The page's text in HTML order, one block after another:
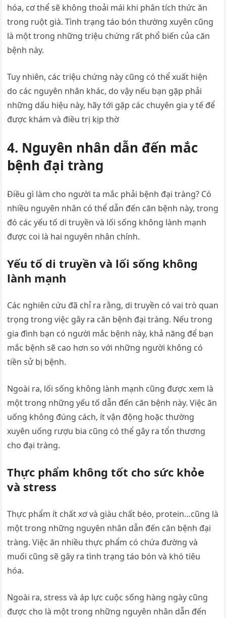
hóa, cơ thể sẽ không thoải mái khi phân tích thức ăn
trong ruột già. Tình trạng táo bón thường xuyên cũng
là một trong những triệu chứng rất phổ biến của căn
bệnh này.
Tuy nhiên, các triệu chứng này cũng có thể xuất hiện
do các nguyên nhân khác, do vậy nếu bạn gặp phải
những dấu hiệu này, hãy tới gặp các chuyên gia y tế để
được khám và điều trị kịp thờ
4. Nguyên nhân dẫn đến mắc
bệnh đại tràng
Điều gì làm cho người ta mắc phải bệnh đại tràng? Có
nhiều nguyên nhân có thể dẫn đến căn bệnh này, trong
đó các yếu tố di truyền và lối sống không lành mạnh
được coi là hai nguyên nhân chính.
Yếu tố di truyền và lối sống không
lành mạnh
Các nghiên cứu đã chỉ ra rằng, di truyền có vai trò quan
trọng trong việc gây ra căn bệnh đại tràng. Nếu trong
gia đình bạn có người mắc bệnh này, khả năng để bạn
mắc bệnh sẽ cao hơn so với những người không có
tiền sử bị bệnh.
Ngoài ra, lối sống không lành mạnh cũng được xem là
một trong những yếu tố dẫn đến căn bệnh này. Việc ăn
uống không đúng cách, ít vận động hoặc thường
xuyên uống rượu bia cũng có thể gây ra tổn thương
cho đại tràng.
Thực phẩm không tốt cho sức khỏe
và stress
Thực phẩm ít chất xơ và giàu chất béo, protein…cũng là
một trong những nguyên nhân dẫn đến căn bệnh đại
tràng. Việc ăn nhiều thực phẩm có chứa đường và
muối cũng sẽ gây ra tình trạng táo bón và khó tiêu
hóa.
Ngoài ra, stress và áp lực cuộc sống hàng ngày cũng
được cho là một trong những nguyên nhân dẫn đến